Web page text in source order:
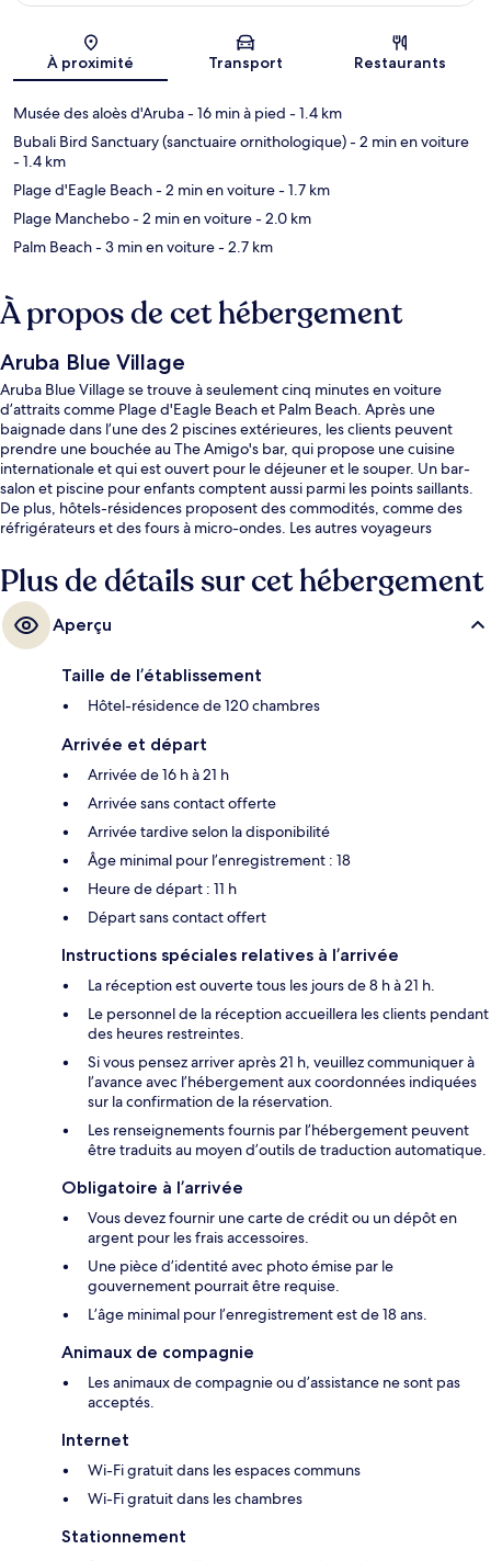
Carte
À proximité Transport Restaurants
Musée des aloès d'Aruba- 16 min à pied - 1.4 km
Bubali Bird Sanctuary (sanctuaire ornithologique)- 2 min en voiture
- 1.4 km
Plage d'Eagle Beach- 2 min en voiture- 1.7 km
Plage Manchebo- 2 min en voiture- 2.0 km
Palm Beach- 3 min en voiture- 2.7 km
À propos de cet hébergement
Aruba Blue Village
Aruba Blue Village se trouve à seulement cinq minutes en voiture
d’attraits comme Plage d'Eagle Beach et Palm Beach. Après une
baignade dans l’une des 2 piscines extérieures, les clients peuvent
prendre une bouchée au The Amigo's bar, qui propose une cuisine
internationale et qui est ouvert pour le déjeuner et le souper. Un bar-
salon et piscine pour enfants comptent aussi parmi les points saillants.
De plus, hôtels-résidences proposent des commodités, comme des
réfrigérateurs et des fours à micro-ondes. Les autres voyageurs
Plus de détails sur cet hébergement
Aperçu
Taille de l’établissement
Hôtel-résidence de 120 chambres
Arrivée et départ
Arrivée de 16 h à 21 h
Arrivée sans contact offerte
Arrivée tardive selon la disponibilité
Âge minimal pour l’enregistrement : 18
Heure de départ : 11 h
Départ sans contact offert
Instructions spéciales relatives à l’arrivée
La réception est ouverte tous les jours de 8 h à 21 h.
Le personnel de la réception accueillera les clients pendant
des heures restreintes.
Si vous pensez arriver après 21 h, veuillez communiquer à
l’avance avec l’hébergement aux coordonnées indiquées
sur la confirmation de la réservation.
Les renseignements fournis par l’hébergement peuvent
être traduits au moyen d’outils de traduction automatique.
Obligatoire à l’arrivée
Vous devez fournir une carte de crédit ou un dépôt en
argent pour les frais accessoires.
Une pièce d’identité avec photo émise par le
gouvernement pourrait être requise.
L’âge minimal pour l’enregistrement est de 18 ans.
Animaux de compagnie
Les animaux de compagnie ou d’assistance ne sont pas
acceptés.
Internet
Wi-Fi gratuit dans les espaces communs
Wi-Fi gratuit dans les chambres
Stationnement